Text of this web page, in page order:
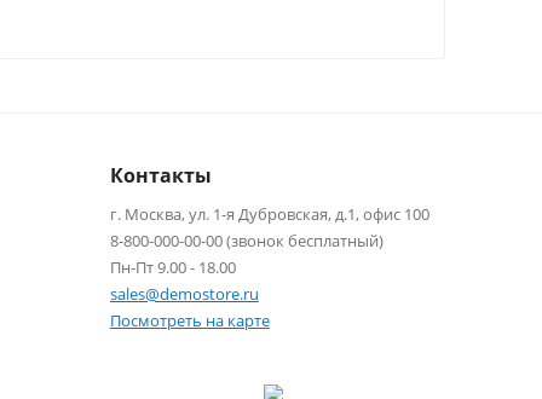
Контакты
г. Москва, ул. 1-я Дубровская, д.1, офис 100
8-800-000-00-00 (звонок бесплатный)
Пн-Пт 9.00 - 18.00
sales@demostore.ru
Посмотреть на карте